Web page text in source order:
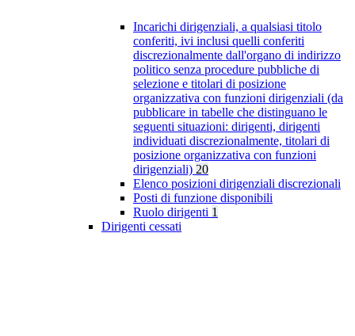
Incarichi dirigenziali, a qualsiasi titolo
conferiti, ivi inclusi quelli conferiti
discrezionalmente dall'organo di indirizzo
politico senza procedure pubbliche di
selezione e titolari di posizione
organizzativa con funzioni dirigenziali (da
pubblicare in tabelle che distinguano le
seguenti situazioni: dirigenti, dirigenti
individuati discrezionalmente, titolari di
posizione organizzativa con funzioni
dirigenziali) 20
Elenco posizioni dirigenziali discrezionali
Posti di funzione disponibili
Ruolo dirigenti 1
Dirigenti cessati